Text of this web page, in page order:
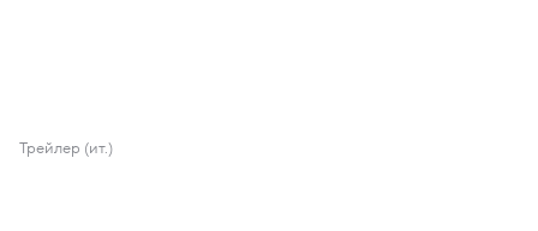
Трейлер (ит.)